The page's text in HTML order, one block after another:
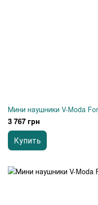
Мини наушники V-Moda
3 767 грн
Купить